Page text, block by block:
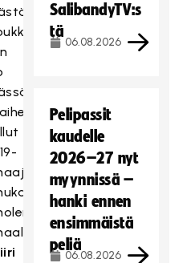
SalibandyTV:s
tä
06.08.2026
Pelipassit
kaudelle
2026–27 nyt
myynnissä –
hanki ennen
ensimmäistä
peliä
06.08.2026